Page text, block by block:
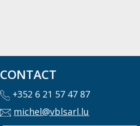
CONTACT
+352 6 21 57 47 87
michel@vblsarl.lu